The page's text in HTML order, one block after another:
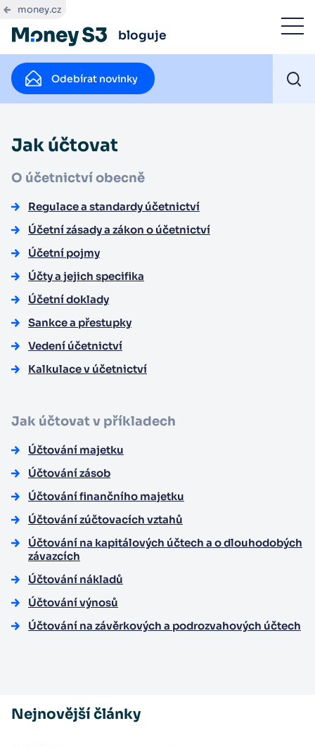
money.cz
bloguje
Odebírat novinky
Jak účtovat
O účetnictví obecně
Regulace a standardy účetnictví
Účetní zásady a zákon o účetnictví
Účetní pojmy
Účty a jejich specifika
Účetní doklady
Sankce a přestupky
Vedení účetnictví
Kalkulace v účetnictví
Jak účtovat v příkladech
Účtování majetku
Účtování zásob
Účtování finančního majetku
Účtování zúčtovacích vztahů
Účtování na kapitálových účtech a o dlouhodobých
závazcích
Účtování nákladů
Účtování výnosů
Účtování na závěrkových a podrozvahových účtech
Nejnovější články